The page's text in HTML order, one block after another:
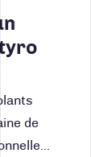
de